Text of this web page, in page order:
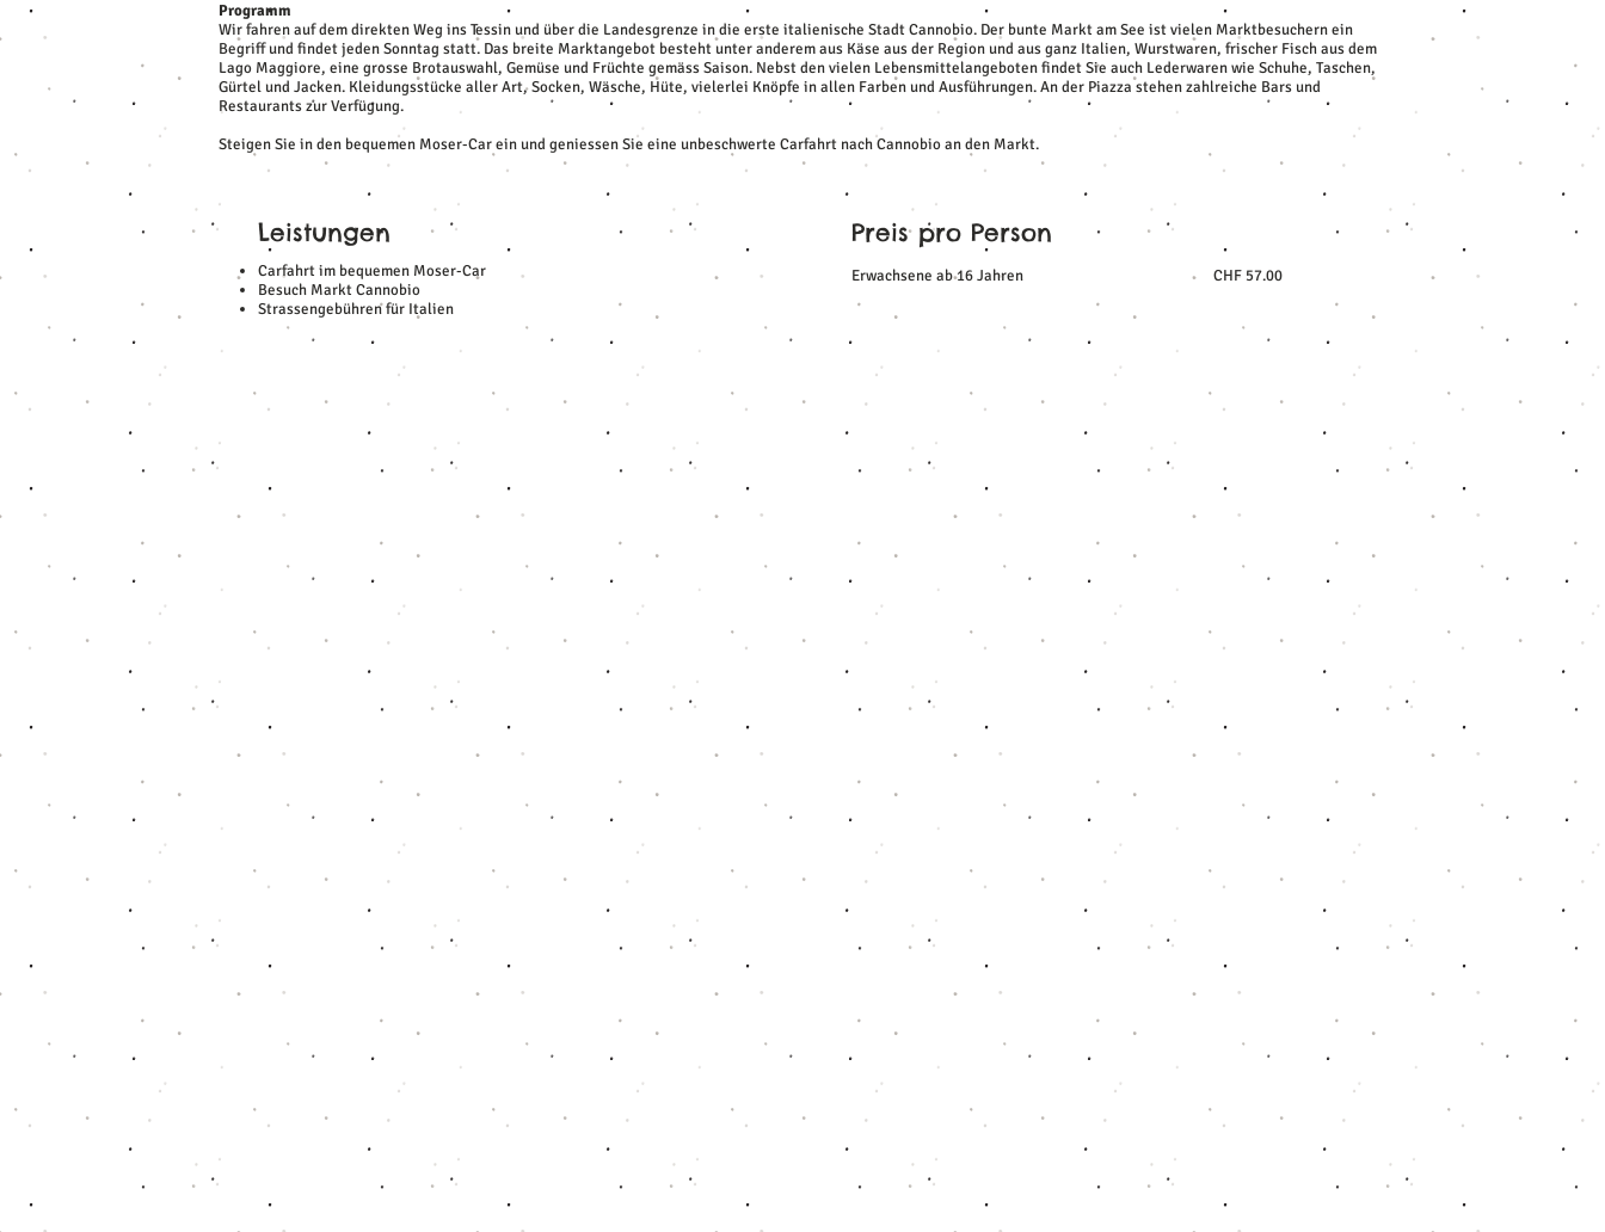
Programm
Wir fahren auf dem direkten Weg ins Tessin und über die Landesgrenze in die erste italienische Stadt Cannobio. Der bunte Markt am See ist vielen Marktbesuchern ein
Begriff und findet jeden Sonntag statt. Das breite Marktangebot besteht unter anderem aus Käse aus der Region und aus ganz Italien, Wurstwaren, frischer Fisch aus dem
Lago Maggiore, eine grosse Brotauswahl, Gemüse und Früchte gemäss Saison. Nebst den vielen Lebensmittelangeboten findet Sie auch Lederwaren wie Schuhe, Taschen,
Gürtel und Jacken. Kleidungsstücke aller Art, Socken, Wäsche, Hüte, vielerlei Knöpfe in allen Farben und Ausführungen. An der Piazza stehen zahlreiche Bars und
Restaurantszur Verfügung.
Steigen Sie in den bequemen Moser-Car ein und geniessen Sie eine unbeschwerte Carfahrt nach Cannobio an den Markt.
Leistungen
Carfahrt im bequemen Moser-Car
Besuch Markt Cannobio
Strassengebühren für Italien
Preis pro Person
Erwachsene ab 16 Jahren CHF 57.00